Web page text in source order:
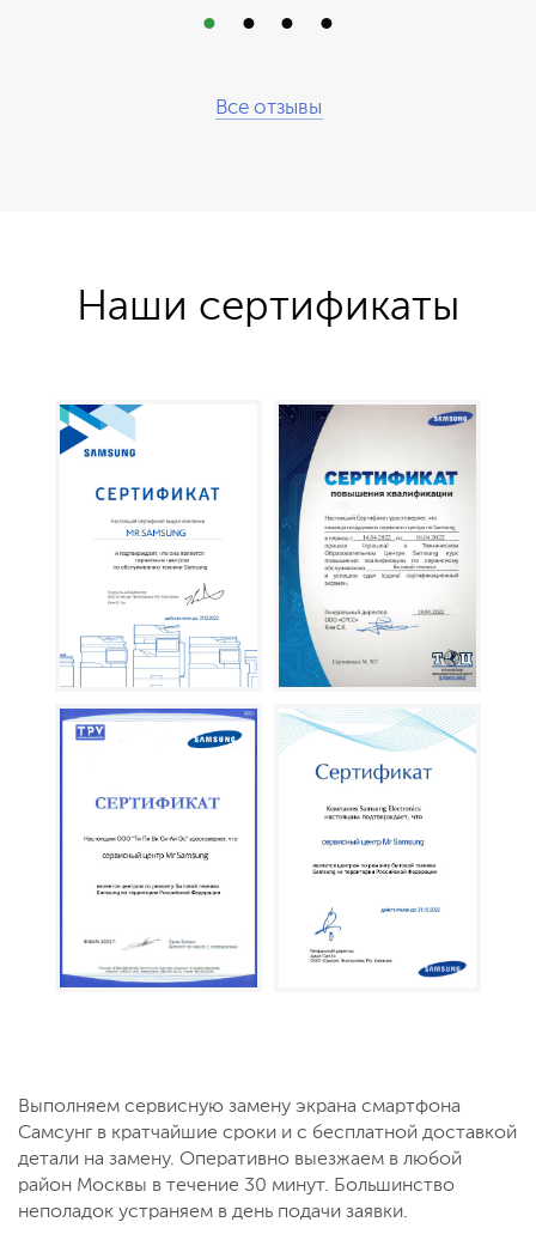
Все отзывы
Наши сертификаты
Выполняем сервисную замену экрана смартфона
Самсунг в кратчайшие сроки и с бесплатной доставкой
детали на замену. Оперативно выезжаем в любой
район Москвы в течение 30 минут. Большинство
неполадок устраняем в день подачи заявки.